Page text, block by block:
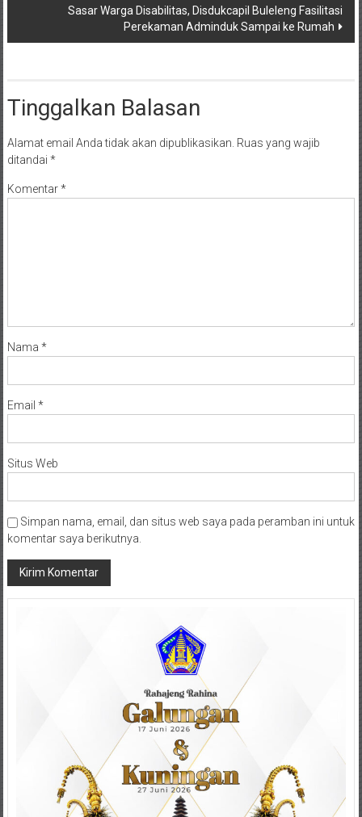
Sasar Warga Disabilitas, Disdukcapil Buleleng Fasilitasi
Perekaman Adminduk Sampai ke Rumah
Tinggalkan Balasan
Alamat email Anda tidak akan dipublikasikan. Ruas yang wajib
ditandai *
Komentar*
Nama *
Email *
Situs Web
Simpan nama, email, dan situs web saya pada peramban ini untuk
komentar saya berikutnya.